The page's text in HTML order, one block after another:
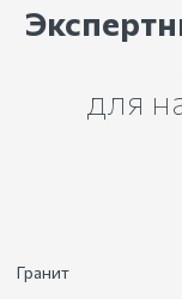
для
Гранит